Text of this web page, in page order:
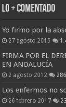
Lo + Comentado
Yo firmo por la
27 agosto 2015
FIRMA POR EL
EN ANDALUCÍA
2 agosto 2012 286
Los enfermos no
26 febrero 2017